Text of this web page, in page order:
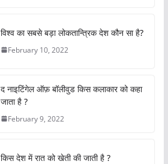
er e
st
l e
विश्व का सबसे बड़ा लोकतान्त्रिक देश कौन सा है?
February 10, 2022
द नाइटिंगेल ऑफ़ बॉलीवुड किस कलाकार को कहा
जाता है ?
February 9, 2022
किस देश में रात को खेती की जाती है ?